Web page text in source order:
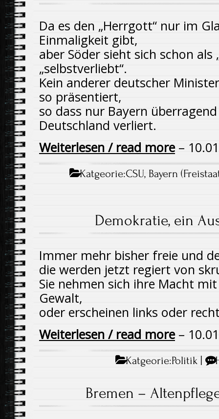
Da es den „Herrgott“ nur im
Einmaligkeit gibt,
aber Söder sieht sich schon
„selbstverliebt“.
Kein anderer deutscher
so präsentiert,
so dass nur Bayern
Deutschland verliert.
Weiterlesen / read more–
Katgeorie:CSU, Bayern
Demokratie, ein
Immer mehr bisher freie und
die werden jetzt regiert von
Sie nehmen sich ihre Macht
Gewalt,
oder erscheinen links oder
Weiterlesen / read more–
Katgeorie:Politik |
Bremen –